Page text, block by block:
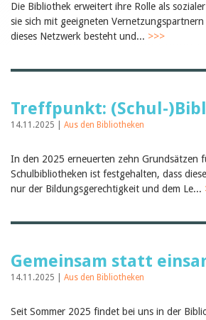
Jugendliche
Einmalige Beiträge
Bibliotheksangebote
Unterstützungsbeiträge
Alle Tags
Autoren
Birgit Libiszewski
Ursula Strahm
Sandra Dettwyler
Andrea Grichting
Therese von Weissenfluh
Nicole Rothen
Alle Autoren
Die Bibliothek erweitert ihre Rolle als
sie sich mit geeigneten
dieses Netzwerk besteht und... >>>
Treffpunkt: (Schul-
14.11.2025 | Aus den Bibliotheken
In den 2025 erneuerten zehn Grundsätzen
Schulbibliotheken ist festgehalten, dass
nur der Bildungsgerechtigkeit und dem Le...
Gemeinsam statt
14.11.2025 | Aus den Bibliotheken
Seit Sommer 2025 findet bei uns in der